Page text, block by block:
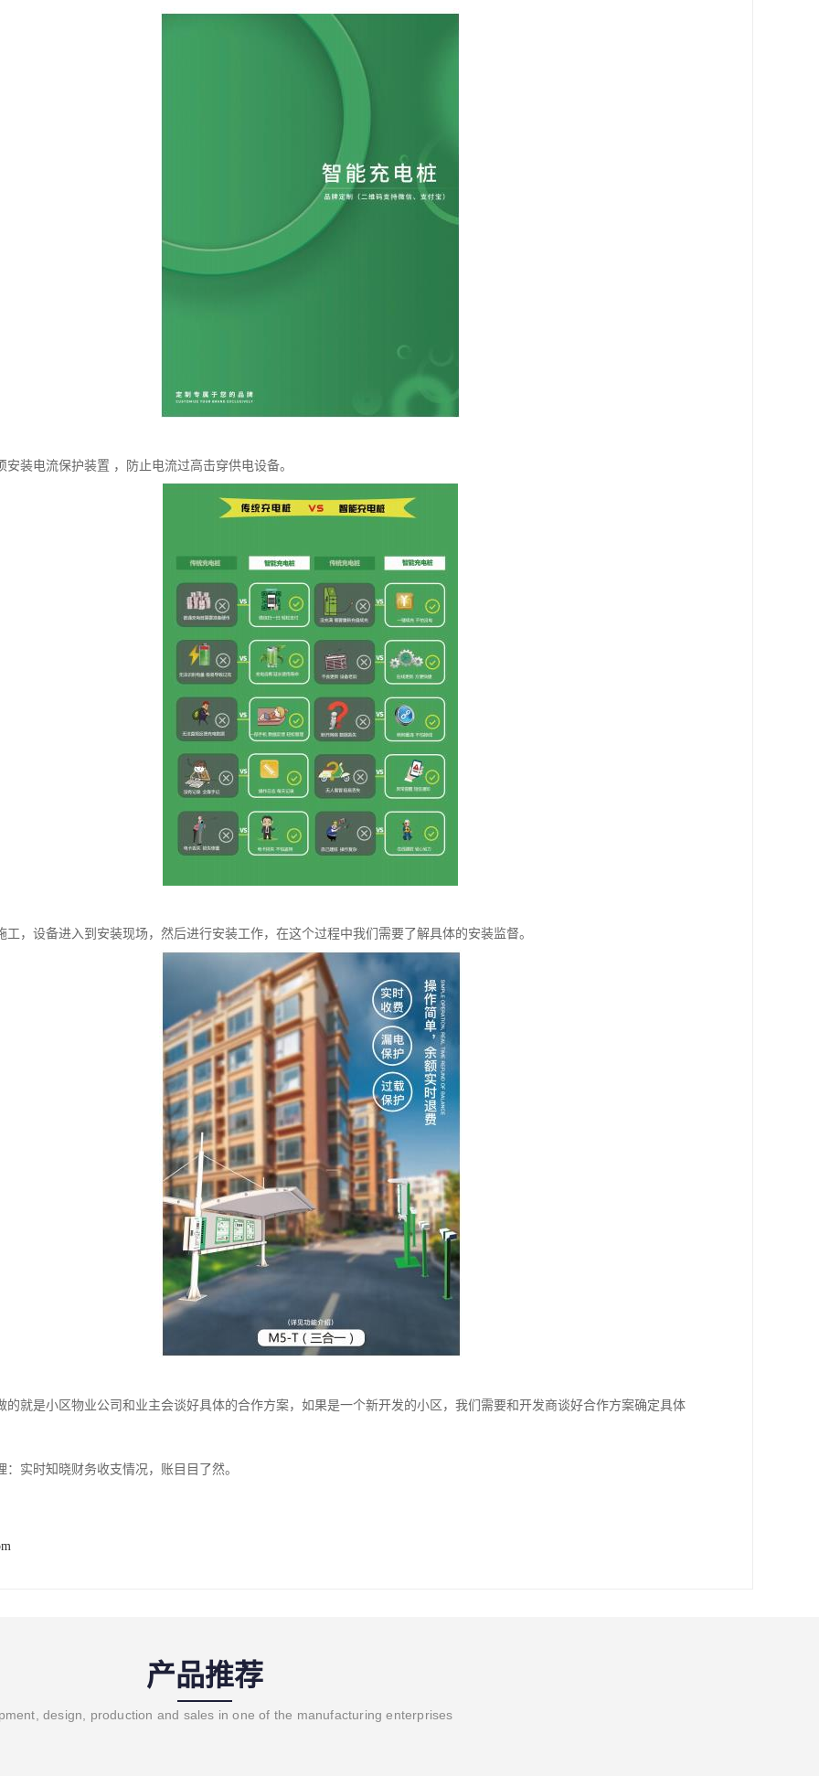
安装电流保护装置 ，防止电流过高击穿供电设备。
工，设备进入到安装现场，然后进行安装工作，在这个过程中我们需要了解具体的安装监督。
的就是小区物业公司和业主会谈好具体的合作方案，如果是一个新开发的小区，我们需要和开发商谈好合作方案确定具体
：实时知晓财务收支情况，账目目了然。
产品推荐
design, production and sales in one of the manufacturing enterprises